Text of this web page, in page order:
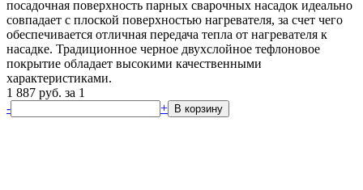
посадочная поверхность парных сварочных насадок идеально
совпадает с плоской поверхностью нагревателя, за счет чего
обеспечивается отличная передача тепла от нагревателя к
насадке. Традиционное черное двухслойное тефлоновое
покрытие обладает высокими качественными
характеристиками.
1 887 руб. за 1
-
+ В корзину